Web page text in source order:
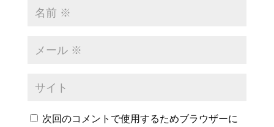
次回のコメントで使用するためブラウザーに